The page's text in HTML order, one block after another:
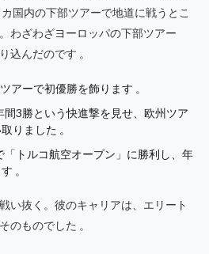
国内の下部ツアーで地道に戦うとこ
わざわざヨーロッパの下部ツアー
込んだのです 。
アーで初優勝を飾ります 。
3勝という快進撃を見せ、欧州ツア
りました 。
トルコ航空オープン」に勝利し、年
。
い抜く。彼のキャリアは、エリート
のものでした 。